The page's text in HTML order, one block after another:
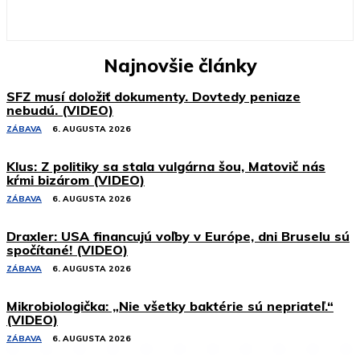
Najnovšie články
SFZ musí doložiť dokumenty. Dovtedy peniaze
nebudú. (VIDEO)
ZÁBAVA 6. AUGUSTA 2026
Klus: Z politiky sa stala vulgárna šou, Matovič nás
kŕmi bizárom (VIDEO)
ZÁBAVA 6. AUGUSTA 2026
Draxler: USA financujú voľby v Európe, dni Bruselu sú
spočítané! (VIDEO)
ZÁBAVA 6. AUGUSTA 2026
Mikrobiologička: „Nie všetky baktérie sú nepriateľ.“
(VIDEO)
ZÁBAVA 6. AUGUSTA 2026